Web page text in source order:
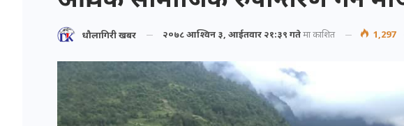
धौलागिरी खबर २०७८ आश्विन ३, आईतवार २१:३९ गतेमा प्रकाशित 1,297